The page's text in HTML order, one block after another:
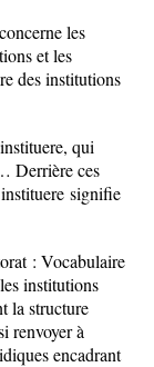
les
et les
des institutions
instituere, qui
Derrière ces
instituere signifie
: Vocabulaire
institutions
la structure
renvoyer à
encadrant